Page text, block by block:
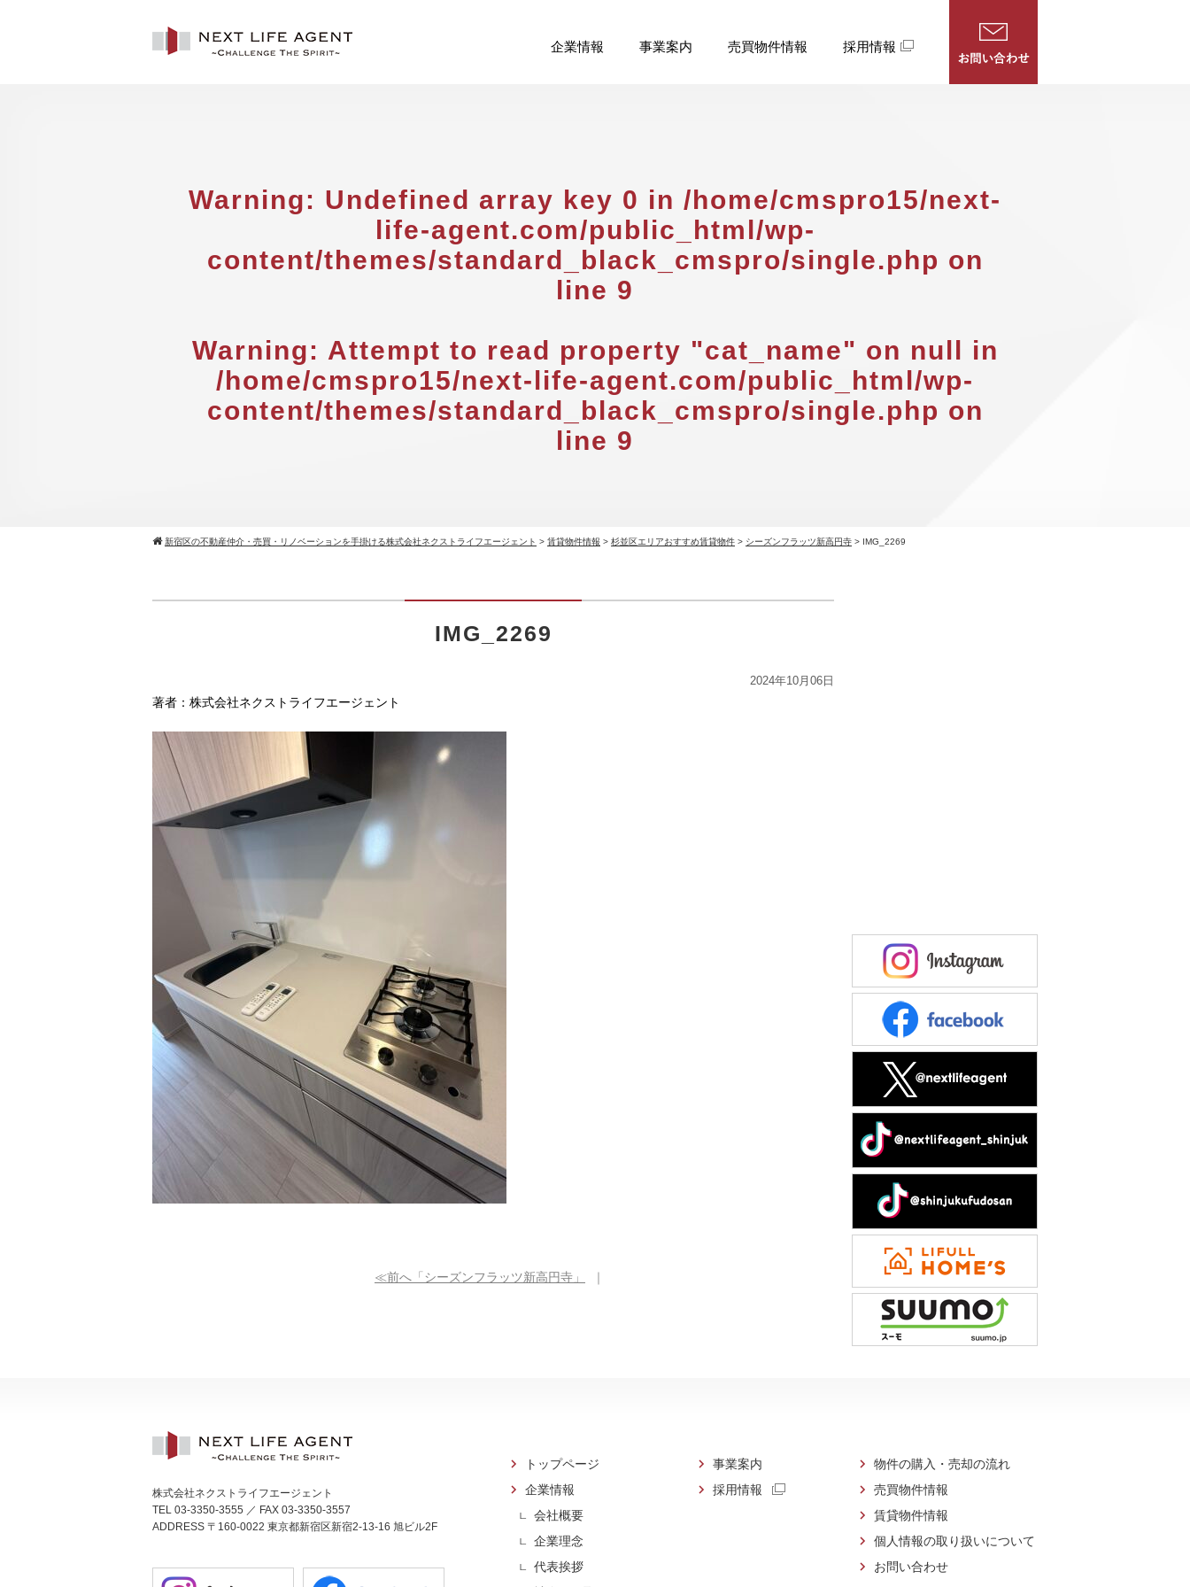
企業情報 事業案内 売買物件情報 採用情報
Warning: Undefined array key 0 in /home/cmspro15/next-
life-agent.com/public_html/wp-
content/themes/standard_black_cmspro/single.php on
line 9
Warning: Attempt to read property "cat_name" on null in
/home/cmspro15/next-life-agent.com/public_html/wp-
content/themes/standard_black_cmspro/single.php on
line 9
新宿区の不動産仲介・売買・リノベーションを手掛ける株式会社ネクストライフエージェント > 賃貸物件情報 > 杉並区エリアおすすめ賃貸物件 > シーズンフラッツ新高円寺 > IMG_2269
IMG_2269
2024年10月06日
著者：株式会社ネクストライフエージェント
≪前へ「シーズンフラッツ新高円寺」 ｜
株式会社ネクストライフエージェント
TEL 03-3350-3555 ／ FAX 03-3350-3557
ADDRESS 〒160-0022 東京都新宿区新宿2-13-16 旭ビル2F
トップページ
企業情報
会社概要
企業理念
代表挨拶
事業案内
採用情報
物件の購入・売却の流れ
売買物件情報
賃貸物件情報
個人情報の取り扱いについて
お問い合わせ